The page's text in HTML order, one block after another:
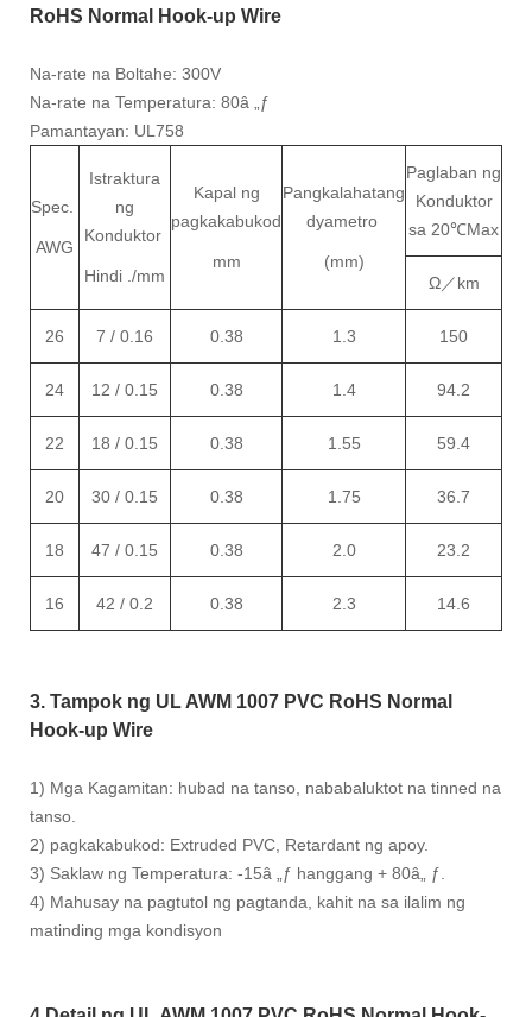
RoHS Normal Hook-up Wire
Na-rate na Boltahe: 300V
Na-rate na Temperatura: 80â „ƒ
Pamantayan: UL758
Spec.
AWG
Istraktura
ng
Konduktor
Hindi ./mm
Kapal ng
pagkakabukod
mm
Pangkalahatang
dyametro
(mm)
Paglaban ng
Konduktor
sa 20℃Max
Ω／km
26 7 / 0.16 0.38 1.3 150
24 12 / 0.15 0.38 1.4 94.2
22 18 / 0.15 0.38 1.55 59.4
20 30 / 0.15 0.38 1.75 36.7
18 47 / 0.15 0.38 2 .0 23.2
16 42 / 0.2 0.38 2.3 14.6
3. Tampok ng UL AWM 1007 PVC RoHS Normal
Hook-up Wire
1) Mga Kagamitan: hubad na tanso, nababaluktot na tinned na
tanso.
2) pagkakabukod: Extruded PVC, Retardant ng apoy.
3) Saklaw ng Temperatura: -15â „ƒ hanggang + 80â„ ƒ.
4) Mahusay na pagtutol ng pagtanda, kahit na sa ilalim ng
matinding mga kondisyon